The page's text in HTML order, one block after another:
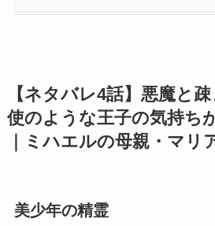
【ネタバレ4話】悪魔と
使のような王子の気持ち
｜ミハエルの母親・マリ
美少年の精霊